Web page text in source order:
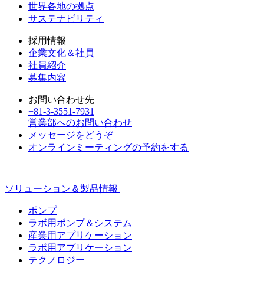
世界各地の拠点
サステナビリティ
採用情報
企業文化＆社員
社員紹介
募集内容
お問い合わせ先
+81-3-3551-7931
営業部へのお問い合わせ
メッセージをどうぞ
オンラインミーティングの予約をする
ソリューション＆製品情報
ポンプ
ラボ用ポンプ＆システム
産業用アプリケーション
ラボ用アプリケーション
テクノロジー